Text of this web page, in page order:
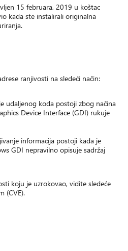
15 februara, 2019 u koštac
kada ste instalirali originalna
ranjivosti na sledeći način:
udaljenog koda postoji zbog načina
Device Interface (GDI) rukuje
informacija postoji kada je
GDI nepravilno opisuje sadržaj
koju je uzrokovao, vidite sledeće
(CVE).